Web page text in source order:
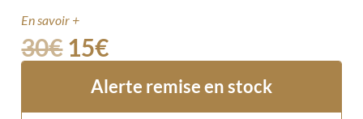
En savoir +
30€ 15€
Alerte remise en stock